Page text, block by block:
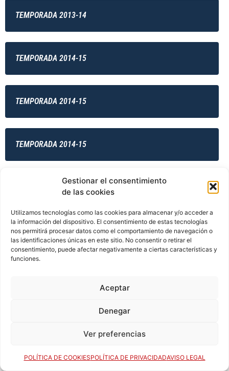
Gestionar el consentimiento
de las cookies
Utilizamos tecnologías como las cookies para almacenar y/o acceder a
la información del dispositivo. El consentimiento de estas tecnologías
nos permitirá procesar datos como el comportamiento de navegación o
las identificaciones únicas en este sitio. No consentir o retirar el
consentimiento, puede afectar negativamente a ciertas características y
funciones.
Aceptar
Denegar
Ver preferencias
POLÍTICA DE COOKIESPOLÍTICA DE PRIVACIDADAVISO LEGAL
TEMPORADA 2013-14
TEMPORADA 2014-15
TEMPORADA 2014-15
TEMPORADA 2014-15
TEMPORADA 2014-15
TEMPORADA 2014-15
TEMPORADA 2015-16